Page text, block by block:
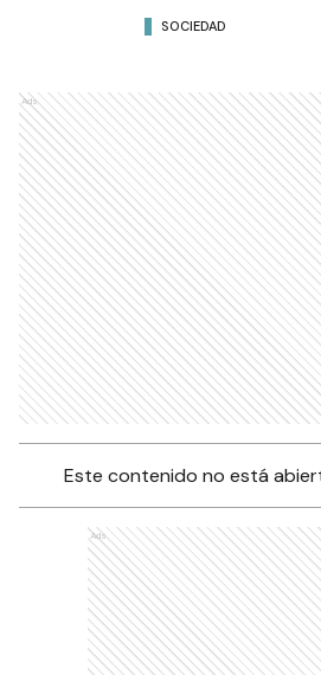
SOCIEDAD
Ads
Este contenido no está
Ads